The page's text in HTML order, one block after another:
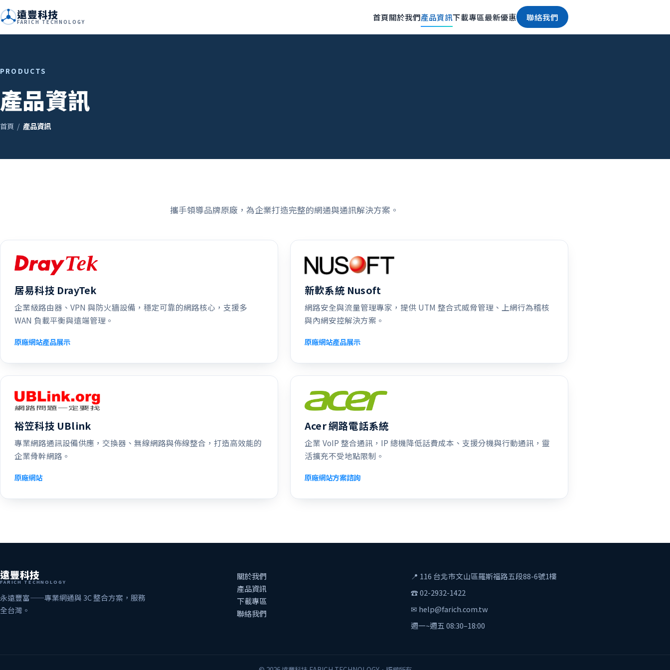
遠豐科技
FARICH TECHNOLOGY 首頁關於我們產品資訊下載專區最新優惠 聯絡我們
PRODUCTS
產品資訊
首頁 / 產品資訊
攜手領導品牌原廠，為企業打造完整的網通與通訊解決方案。
居易科技 DrayTek
企業級路由器、VPN 與防火牆設備，穩定可靠的網路核心，支援多
WAN 負載平衡與遠端管理。
原廠網站產品展示
新軟系統 Nusoft
網路安全與流量管理專家，提供 UTM 整合式威脅管理、上網行為稽核
與內網安控解決方案。
原廠網站產品展示
裕笠科技 UBlink
專業網路通訊設備供應，交換器、無線網路與佈線整合，打造高效能的
企業骨幹網路。
原廠網站
Acer 網路電話系統
企業 VoIP 整合通訊，IP 總機降低話費成本、支援分機與行動通訊，靈
活擴充不受地點限制。
原廠網站方案諮詢
遠豐科技
FARICH TECHNOLOGY
永遠豐富——專業網通與 3C 整合方案，服務
全台灣。
關於我們
產品資訊
下載專區
聯絡我們
📍 116 台北市文山區羅斯福路五段88-6號1樓
☎ 02-2932-1422
✉ help@farich.com.tw
週一~週五 08:30–18:00